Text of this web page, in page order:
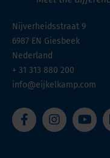
Nijverheidsstraat 9
6987 EN Giesbeek
Nederland
+ 31 313 880 200
info@eijkelkamp.com